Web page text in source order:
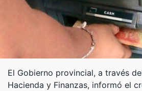
El Gobierno provincial, a través
Hacienda y Finanzas, informó el